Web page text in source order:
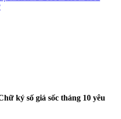
ký số giá sốc tháng 10 yêu